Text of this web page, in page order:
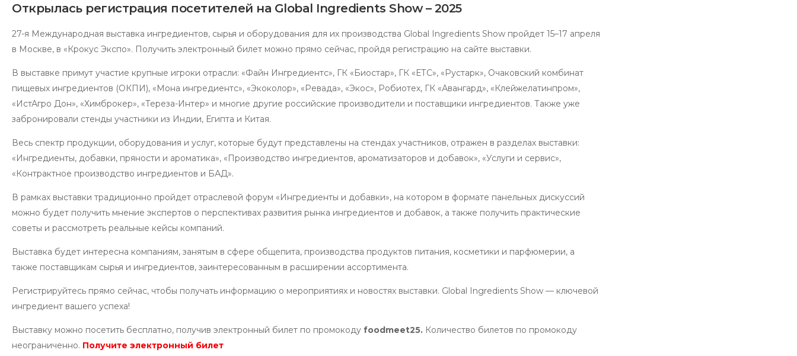
Открылась регистрация посетителей на Global Ingredients Show – 2025
27-я Международная выставка ингредиентов, сырья и оборудования для их производства Global Ingredients Show пройдет 15–17 апреля
в Москве, в «Крокус Экспо». Получить электронный билет можно прямо сейчас, пройдя регистрацию на сайте выставки.
В выставке примут участие крупные игроки отрасли: «Файн Ингредиентс», ГК «Биостар», ГК «ЕТС», «Рустарк», Очаковский комбинат
пищевых ингредиентов (ОКПИ), «Мона ингредиентс», «Экоколор», «Ревада», «Экос», Робиотех, ГК «Авангард», «Клейжелатинпром»,
«ИстАгро Дон», «Химброкер», «Тереза-Интер» и многие другие российские производители и поставщики ингредиентов. Также уже
забронировали стенды участники из Индии, Египта и Китая.
Весь спектр продукции, оборудования и услуг, которые будут представлены на стендах участников, отражен в разделах выставки:
«Ингредиенты, добавки, пряности и ароматика», «Производство ингредиентов, ароматизаторов и добавок», «Услуги и сервис»,
«Контрактное производство ингредиентов и БАД».
В рамках выставки традиционно пройдет отраслевой форум «Ингредиенты и добавки», на котором в формате панельных дискуссий
можно будет получить мнение экспертов о перспективах развития рынка ингредиентов и добавок, а также получить практические
советы и рассмотреть реальные кейсы компаний.
Выставка будет интересна компаниям, занятым в сфере общепита, производства продуктов питания, косметики и парфюмерии, а
также поставщикам сырья и ингредиентов, заинтересованным в расширении ассортимента.
Регистрируйтесь прямо сейчас, чтобы получать информацию о мероприятиях и новостях выставки. Global Ingredients Show — ключевой
ингредиент вашего успеха!
Выставку можно посетить бесплатно, получив электронный билет по промокоду foodmeet25. Количество билетов по промокоду
неограниченно. Получите электронный билет